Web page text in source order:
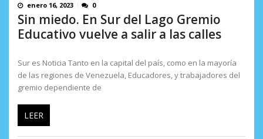
enero 16, 2023 0
Sin miedo. En Sur del Lago Gremio
Educativo vuelve a salir a las calles
Sur es Noticia Tanto en la capital del país, como en la mayoría
de las regiones de Venezuela, Educadores, y trabajadores del
gremio dependiente de
LEER